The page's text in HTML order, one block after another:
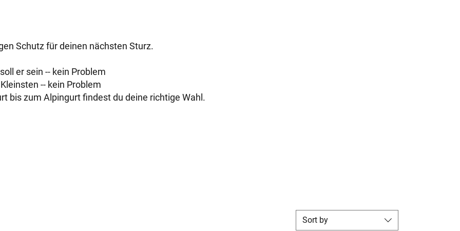
Sort by
Schutz für deinen nächsten Sturz.
er sein -- kein Problem
-- kein Problem
bis zum Alpingurt findest du deine richtige Wahl.